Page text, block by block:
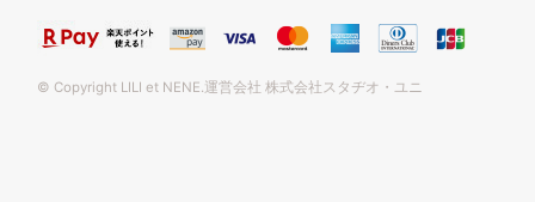
© Copyright LILI et NENE.運営会社 株式会社スタヂオ・ユニ